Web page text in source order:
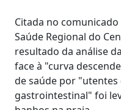
Citada no
Saúde Regional do
resultado da análise
face à "curva
de saúde por
gastrointestinal" foi